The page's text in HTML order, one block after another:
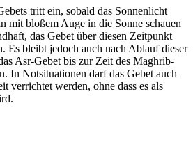
tritt ein, sobald das Sonnenlicht
mit bloßem Auge in die Sonne schauen
das Gebet über diesen Zeitpunkt
Es bleibt jedoch auch nach Ablauf dieser
Asr-Gebet bis zur Zeit des Maghrib-
In Notsituationen darf das Gebet auch
verrichtet werden, ohne dass es als